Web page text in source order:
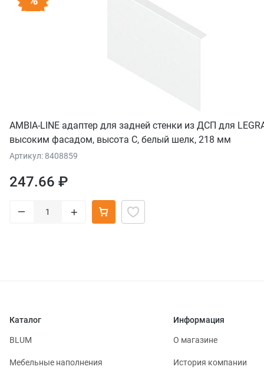
AMBIA-LINE адаптер для задней стенки из ДСП для
высоким фасадом, высота C, белый шелк, 218 мм
Артикул: 8408859
247.66 ₽
– +
Каталог
BLUM
Мебельные наполнения
Информация
О магазине
История компании